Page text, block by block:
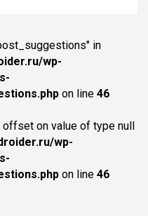
in
wp-
on line 46
offset on value of type null
wp-
on line 46